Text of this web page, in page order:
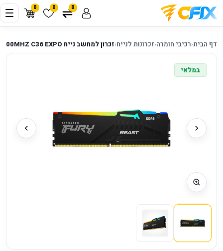
0 0 0
דף הבית‹רכיבי חומרה‹זכרונות לנייח‹זכרון למחשב נייח Kingston Fury Beast RGB 16GB DDR5 5600MHZ C36 EXPO
במלאי